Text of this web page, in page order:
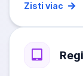
Zisti viac